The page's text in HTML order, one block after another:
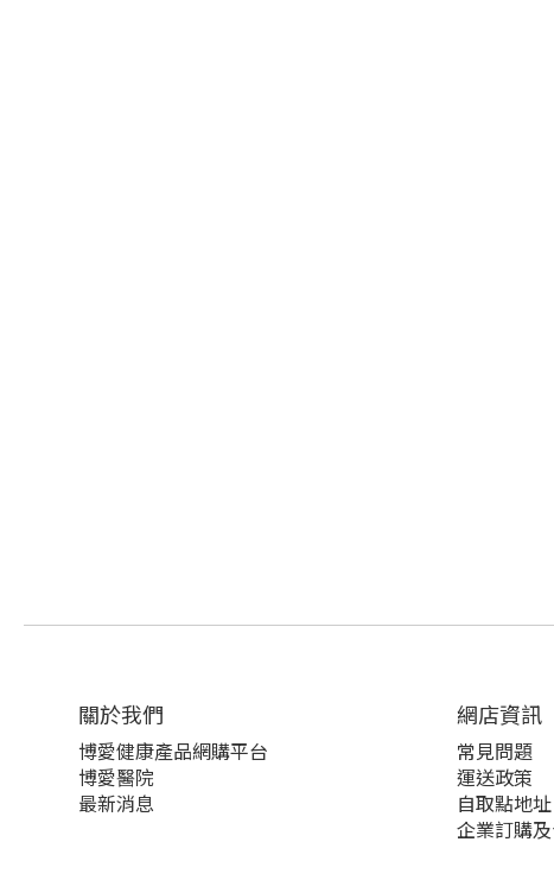
關於我們‎
博愛健康產品網購平台
博愛醫院
最新消息
網店資訊
常見問題
運送政策
自取點地址
企業訂購